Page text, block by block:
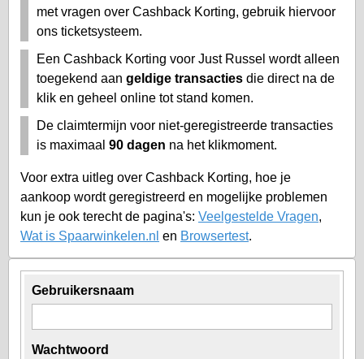
Gebruikersnaam
Wachtwoord
met vragen over Cashback Korting, gebruik hiervoor
ons ticketsysteem.
Een Cashback Korting voor Just Russel wordt alleen
toegekend aan geldige transacties die direct na de
klik en geheel online tot stand komen.
De claimtermijn voor niet-geregistreerde transacties
is maximaal 90 dagen na het klikmoment.
Voor extra uitleg over Cashback Korting, hoe je
aankoop wordt geregistreerd en mogelijke problemen
kun je ook terecht de pagina's: Veelgestelde Vragen,
Wat is Spaarwinkelen.nl en Browsertest.